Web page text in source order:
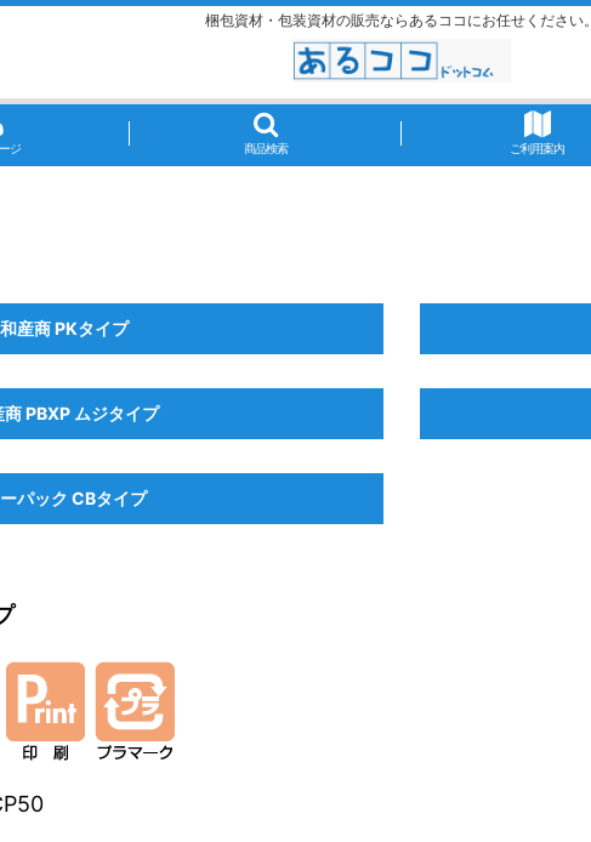
梱包資材・包装資材の販売ならあるココにお任せください。
ジ 商品検索 ご利用案内
産商 PKタイプ
商 PBXP ムジタイプ
パック CBタイプ